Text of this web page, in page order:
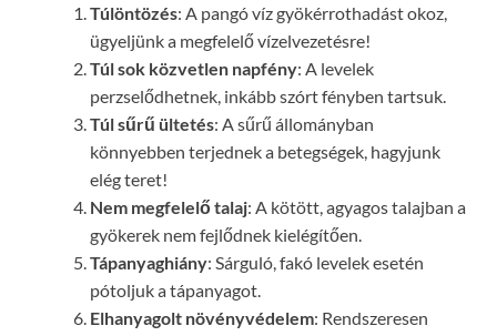
Túlöntözés: A pangó víz gyökérrothadást okoz,
ügyeljünk a megfelelő vízelvezetésre!
Túl sok közvetlen napfény: A levelek
perzselődhetnek, inkább szórt fényben tartsuk.
Túl sűrű ültetés: A sűrű állományban
könnyebben terjednek a betegségek, hagyjunk
elég teret!
Nem megfelelő talaj: A kötött, agyagos talajban a
gyökerek nem fejlődnek kielégítően.
Tápanyaghiány: Sárguló, fakó levelek esetén
pótoljuk a tápanyagot.
Elhanyagolt növényvédelem: Rendszeresen